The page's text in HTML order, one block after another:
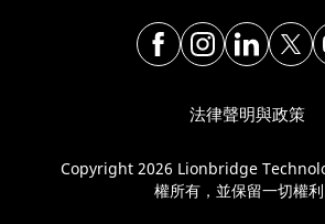
法律聲明與政策
Copyright 2026 Lionbridge
權所有，並保留一切權利